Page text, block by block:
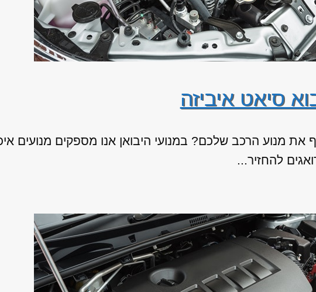
סיאט איביזה
את מנוע הרכב שלכם? במנועי היבואן אנו מספקים מנועים
להחזיר...